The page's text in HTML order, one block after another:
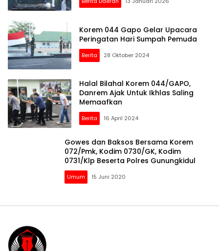
Korem 044 Gapo Gelar Upacara
Peringatan Hari Sumpah Pemuda
Berita 28 Oktober 2024
Halal Bilahal Korem 044/GAPO,
Danrem Ajak Untuk Ikhlas Saling
Memaafkan
Berita 16 April 2024
Gowes dan Baksos Bersama Korem
072/Pmk, Kodim 0730/GK, Kodim
0731/Klp Beserta Polres Gunungkidul
Umum 15 Juni 2020